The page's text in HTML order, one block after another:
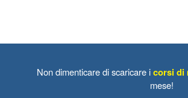
Non dimenticare di scaricare icorsi di
mese!